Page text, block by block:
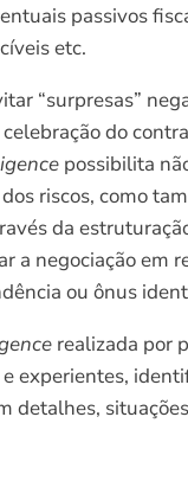
passivos
etc.
“surpresas”
do
possibilita
riscos, como
da
a negociação em
ou ônus
realizada por
experientes,
detalhes,